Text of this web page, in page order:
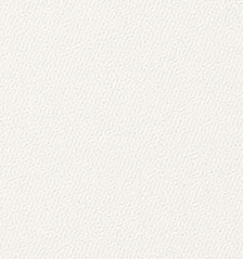
sind als Hintergründe für
Studio-Fotoshootings
als Wandbehänge verwendet
oder Büro schaffen. Sie können
an die Wand gehängt werden. Die
Bilder auf unseren
Intelligenz erzeugt und
man das Produkt?
des Hintergrunds wird